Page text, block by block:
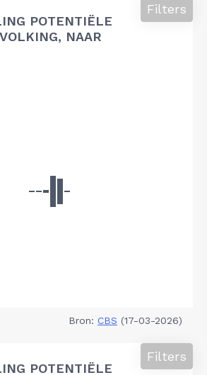
POTENTIËLE
NAAR
Filters
Bron: CBS (17-03-2026)
POTENTIËLE
Filters